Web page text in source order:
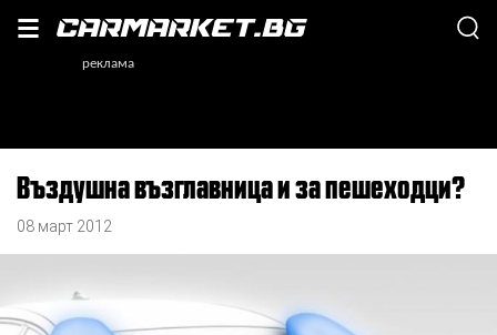
Въздушна възглавница и за пешеходци?
08 март 2012